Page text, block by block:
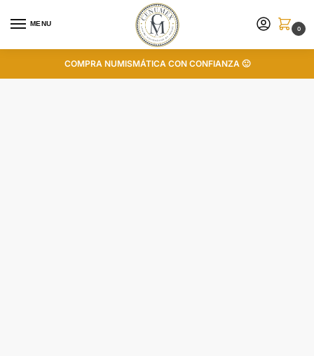
MENU
0
COMPRA NUMISMÁTICA CON CONFIANZA 🙂